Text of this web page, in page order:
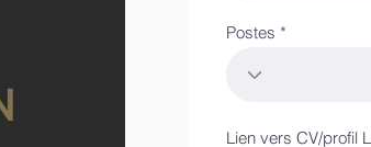
Postes
Lien vers CV/profil